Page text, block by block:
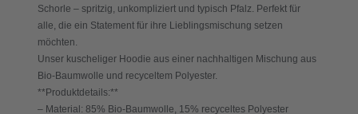
Schorle – spritzig, unkompliziert und typisch Pfalz. Perfekt für
alle, die ein Statement für ihre Lieblingsmischung setzen
möchten.
Unser kuscheliger Hoodie aus einer nachhaltigen Mischung aus
Bio-Baumwolle und recyceltem Polyester.
**Produktdetails:**
– Material: 85% Bio-Baumwolle, 15% recyceltes Polyester